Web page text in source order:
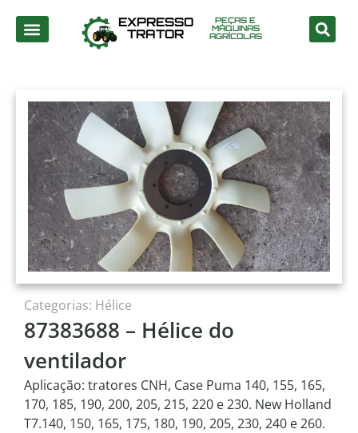
EXPRESSO
TRATOR
PEÇAS E
MÁQUINAS
AGRÍCOLAS
Categorias: Hélice
87383688 – Hélice do
ventilador
Aplicação: tratores CNH, Case Puma 140, 155, 165,
170, 185, 190, 200, 205, 215, 220 e 230. New Holland
T7.140, 150, 165, 175, 180, 190, 205, 230, 240 e 260.